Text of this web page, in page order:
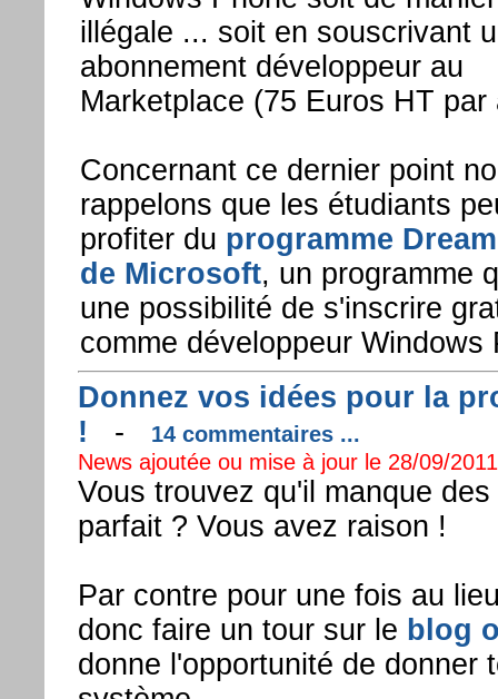
illégale ... soit en souscrivant
abonnement développeur au
Marketplace (75 Euros HT par
Concernant ce dernier point
rappelons que les étudiants
profiter du programme
de Microsoft, un programme
une possibilité de s'inscrire
comme développeur Windows
Donnez vos idées pour la
! -
14 commentaires ...
News ajoutée ou mise à jour le 28/09/
Vous trouvez qu'il manque
parfait ? Vous avez raison !
Par contre pour une fois au
donc faire un tour sur le blog
donne l'opportunité de donner